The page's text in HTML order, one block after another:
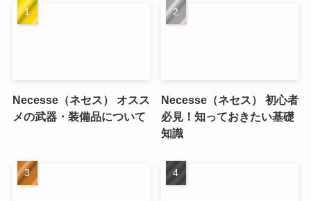
Necesse（ネセス） オスス
メの武器・装備品について
Necesse（ネセス） 初心者
必見！知っておきたい基礎
知識